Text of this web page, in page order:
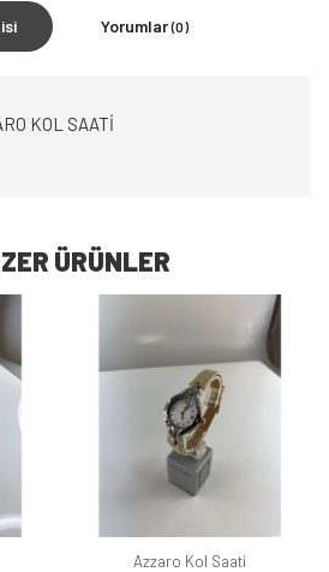
Yorumlar(0)
KOL SAATİ
ÜRÜNLER
Azzaro Kol Saati